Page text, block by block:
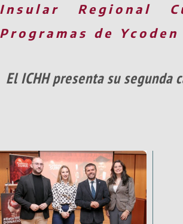
Insular
Regional
Programas de
El ICHH presenta su